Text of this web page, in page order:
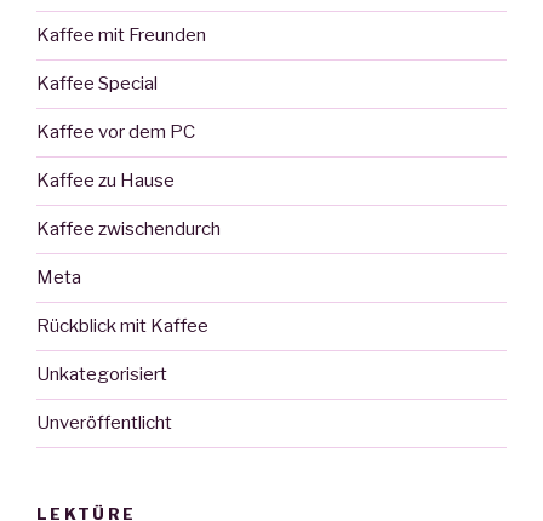
Kaffee mit Freunden
Kaffee Special
Kaffee vor dem PC
Kaffee zu Hause
Kaffee zwischendurch
Meta
Rückblick mit Kaffee
Unkategorisiert
Unveröffentlicht
LEKTÜRE